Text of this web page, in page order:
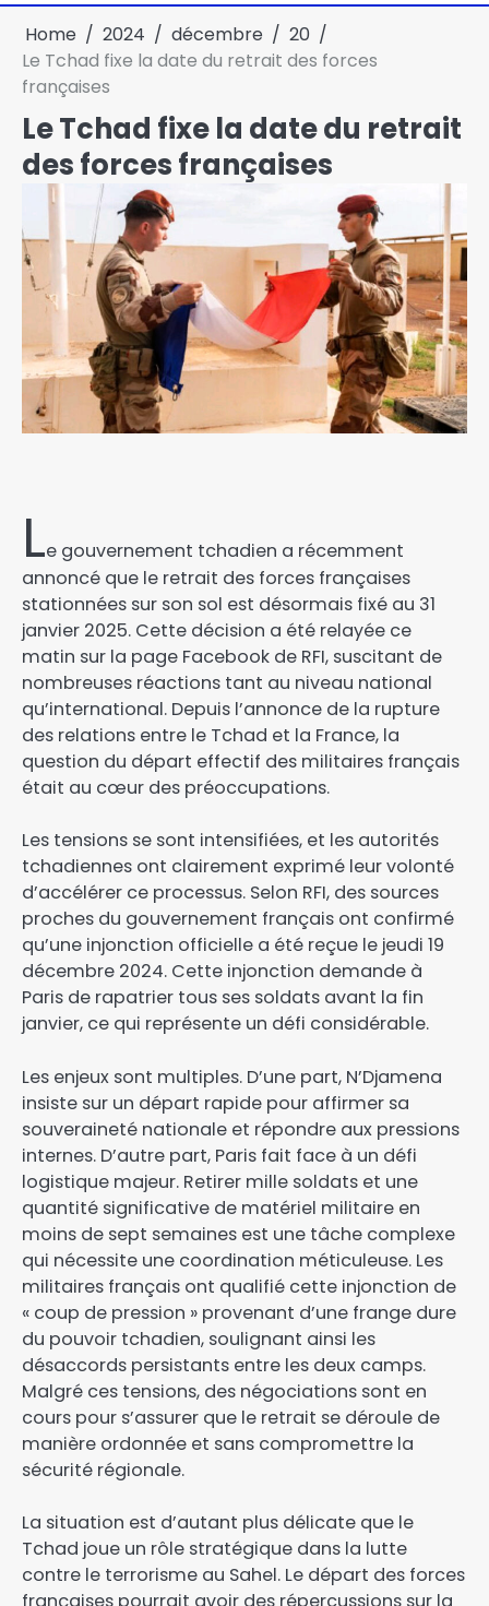
Home 2024 décembre
20
Le Tchad fixe la date du retrait des forces
françaises
Le Tchad fixe la date du retrait
des forces françaises
Le gouvernement tchadien a récemment
annoncé que le retrait des forces françaises
stationnées sur son sol est désormais fixé au 31
janvier 2025. Cette décision a été relayée ce
matin sur la page Facebook de RFI, suscitant de
nombreuses réactions tant au niveau national
qu’international. Depuis l’annonce de la rupture
des relations entre le Tchad et la France, la
question du départ effectif des militaires français
était au cœur des préoccupations.
Les tensions se sont intensifiées, et les autorités
tchadiennes ont clairement exprimé leur volonté
d’accélérer ce processus. Selon RFI, des sources
proches du gouvernement français ont confirmé
qu’une injonction officielle a été reçue le jeudi 19
décembre 2024. Cette injonction demande à
Paris de rapatrier tous ses soldats avant la fin
janvier, ce qui représente un défi considérable.
Les enjeux sont multiples. D’une part, N’Djamena
insiste sur un départ rapide pour affirmer sa
souveraineté nationale et répondre aux pressions
internes. D’autre part, Paris fait face à un défi
logistique majeur. Retirer mille soldats et une
quantité significative de matériel militaire en
moins de sept semaines est une tâche complexe
qui nécessite une coordination méticuleuse. Les
militaires français ont qualifié cette injonction de
« coup de pression » provenant d’une frange dure
du pouvoir tchadien, soulignant ainsi les
désaccords persistants entre les deux camps.
Malgré ces tensions, des négociations sont en
cours pour s’assurer que le retrait se déroule de
manière ordonnée et sans compromettre la
sécurité régionale.
La situation est d’autant plus délicate que le
Tchad joue un rôle stratégique dans la lutte
contre le terrorisme au Sahel. Le départ des forces
françaises pourrait avoir des répercussions sur la